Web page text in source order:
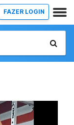
FAZER LOGIN